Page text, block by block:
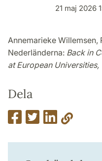
21 maj 2026
Annemarieke Willemsen,
Nederländerna: Back in
at European Universities,
Dela